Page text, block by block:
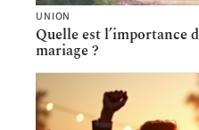
UNION
Quelle est l’importance
mariage ?